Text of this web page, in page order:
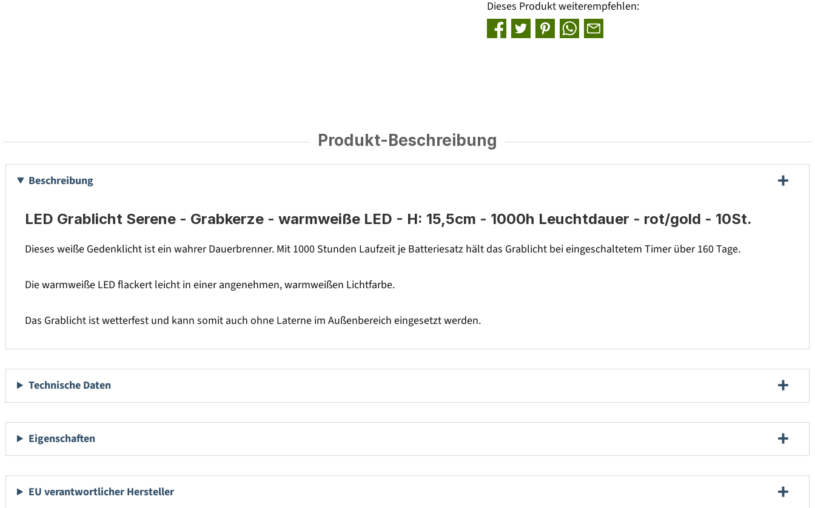
Dieses Produkt weiterempfehlen:
Produkt-Beschreibung
Beschreibung
LED Grablicht Serene - Grabkerze - warmweiße LED - H: 15,5cm - 1000h Leuchtdauer - rot/gold - 10St.
Dieses weiße Gedenklicht ist ein wahrer Dauerbrenner. Mit 1000 Stunden Laufzeit je Batteriesatz hält das Grablicht bei eingeschaltetem Timer über 160 Tage.
Die warmweiße LED flackert leicht in einer angenehmen, warmweißen Lichtfarbe.
Das Grablicht ist wetterfest und kann somit auch ohne Laterne im Außenbereich eingesetzt werden.
Technische Daten
Eigenschaften
EU verantwortlicher Hersteller